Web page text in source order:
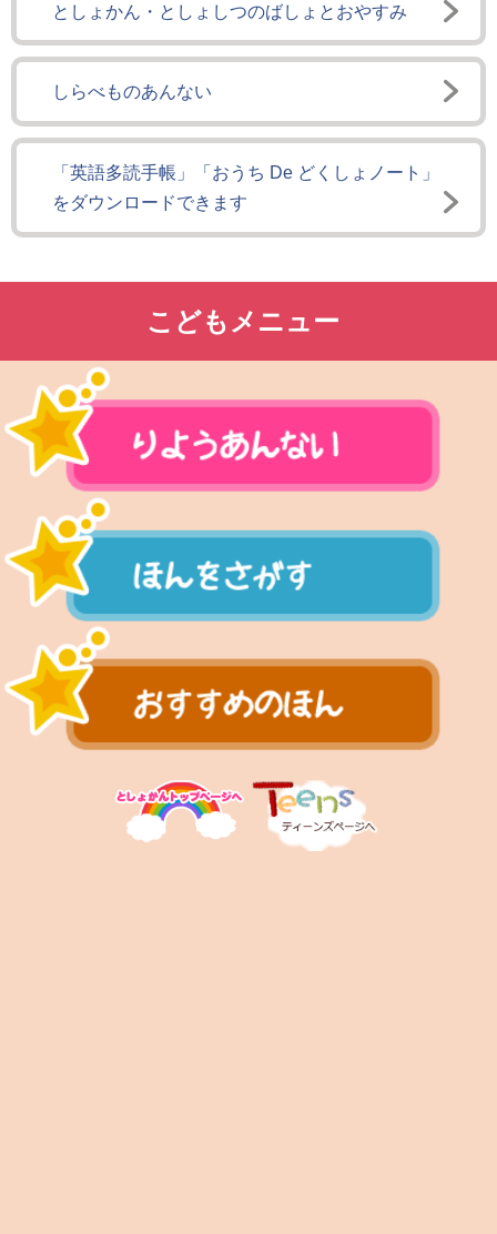
としょかん・としょしつのばしょとおやすみ
しらべものあんない
「英語多読手帳」「おうち De どくしょノート」
をダウンロードできます